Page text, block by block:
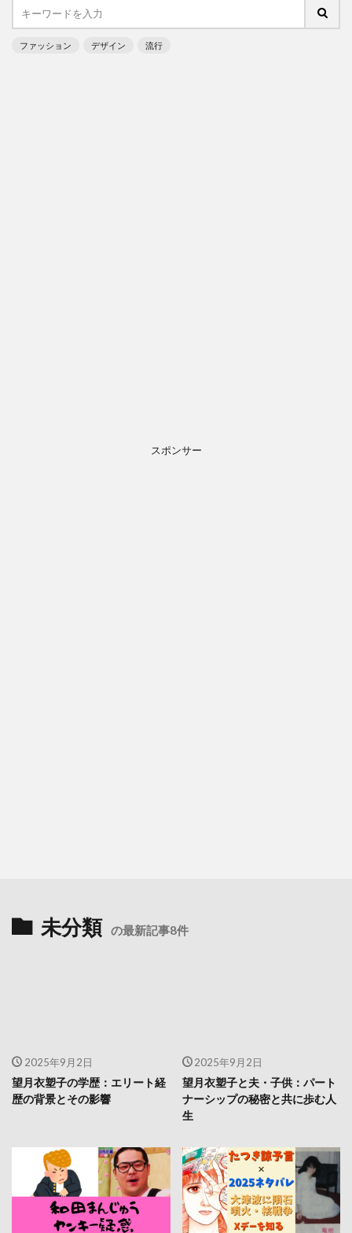
ファッション デザイン 流行
スポンサー
未分類 の最新記事8件
2025年9月2日
望月衣塑子の学歴：エリート経
歴の背景とその影響
2025年9月2日
望月衣塑子と夫・子供：パート
ナーシップの秘密と共に歩む人
生